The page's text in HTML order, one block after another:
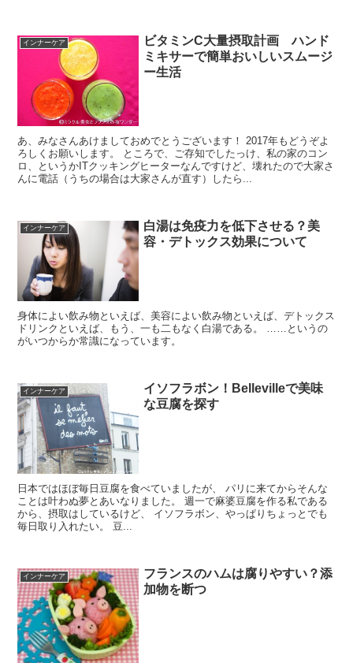
インナーケア
ビタミンC大量摂取計画 ハンド
ミキサーで簡単おいしいスムージ
ー生活
あ、みなさんあけましておめでとうございます！ 2017年もどうぞよ
ろしくお願いします。 ところで、ご存知でしたっけ、私の家のコン
ロ、というかITクッキングヒーターなんですけど、壊れたので大家さ
んに電話（うちの場合は大家さんが直す）したら...
インナーケア
白湯は免疫力を低下させる？美
容・デトックス効果について
身体によい飲み物といえば、美容によい飲み物といえば、デトックス
ドリンクといえば、もう、一も二もなく白湯である。 ……というの
がいつからか常識になっています。
インナーケア
イソフラボン！Bellevilleで美味
な豆腐を探す
日本ではほぼ毎日豆腐を食べていましたが、 パリに来てからそんな
ことは叶わぬ夢とあいなりました。 週一で麻婆豆腐を作る私である
から、摂取はしているけど、 イソフラボン、やっぱりちょっとでも
毎日取り入れたい。 豆...
インナーケア
フランスのハムは腐りやすい？添
加物を断つ